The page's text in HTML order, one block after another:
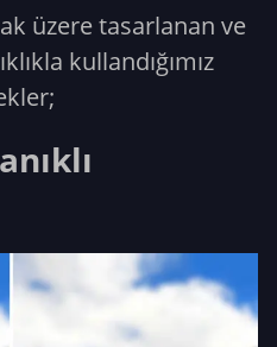
üzere tasarlanan ve
kullandığımız